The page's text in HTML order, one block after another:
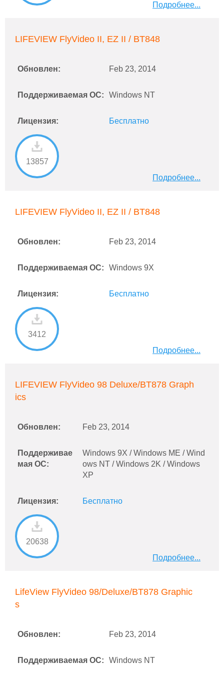
Подробнее...
LIFEVIEW FlyVideo II, EZ II / BT848
Обновлен: Feb 23, 2014
Поддерживаемая ОС: Windows NT
Лицензия: Бесплатно
13857
Подробнее...
LIFEVIEW FlyVideo II, EZ II / BT848
Обновлен: Feb 23, 2014
Поддерживаемая ОС: Windows 9X
Лицензия: Бесплатно
3412
Подробнее...
LIFEVIEW FlyVideo 98 Deluxe/BT878 Graph
ics
Обновлен: Feb 23, 2014
Поддерживае
мая ОС:
Windows 9X / Windows ME / Wind
ows NT / Windows 2K / Windows
XP
Лицензия: Бесплатно
20638
Подробнее...
LifeView FlyVideo 98/Deluxe/BT878 Graphic
s
Обновлен: Feb 23, 2014
Поддерживаемая ОС: Windows NT